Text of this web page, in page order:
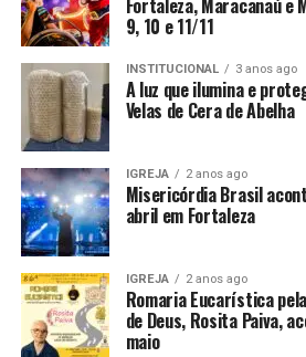
Fortaleza, Maracanaú e
9, 10 e 11/11
INSTITUCIONAL 3 anos ago
A luz que ilumina e
Velas de Cera de Abelha
IGREJA 2 anos ago
Misericórdia Brasil
abril em Fortaleza
IGREJA 2 anos ago
Romaria Eucarística
de Deus, Rosita Paiva,
maio